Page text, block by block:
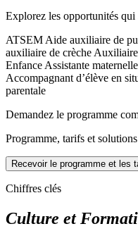
Physique-chimie
Explorez les opportunités
ATSEM Aide auxiliaire de
auxiliaire de crèche
Enfance Assistante maternelle
Accompagnant d’élève en
parentale
Demandez le programme
Programme, tarifs et
Recevoir le programme et les
Chiffres clés
Culture et